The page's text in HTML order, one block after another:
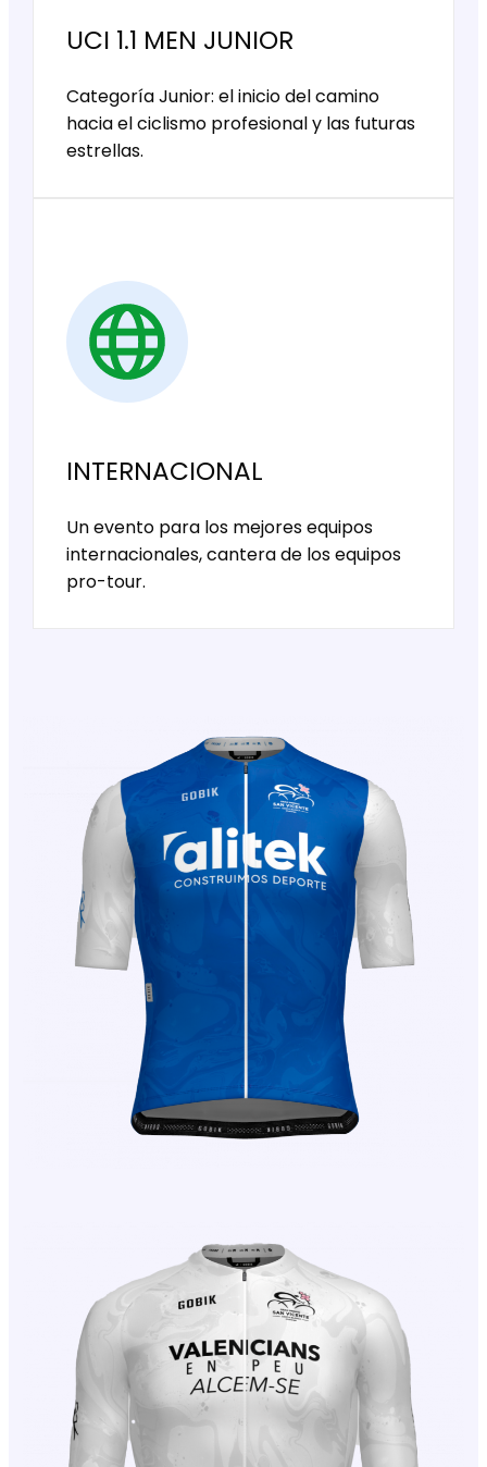
UCI 1.1 MEN JUNIOR
Categoría Junior: el inicio del camino
hacia el ciclismo profesional y las futuras
estrellas.
INTERNACIONAL
Un evento para los mejores equipos
internacionales, cantera de los equipos
pro-tour.